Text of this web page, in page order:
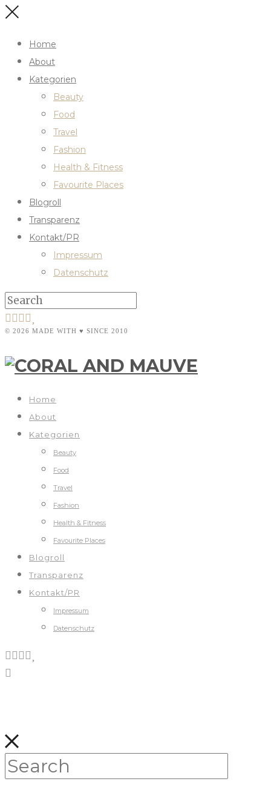
Home
About
Kategorien
Beauty
Food
Travel
Fashion
Health & Fitness
Favourite Places
Blogroll
Transparenz
Kontakt/PR
Impressum
Datenschutz
© 2026 MADE WITH ♥ SINCE 2010
Home
About
Kategorien
Beauty
Food
Travel
Fashion
Health & Fitness
Favourite Places
Blogroll
Transparenz
Kontakt/PR
Impressum
Datenschutz